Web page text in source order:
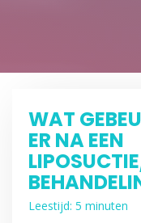
WAT
ER NA EEN
Leestijd: 5 minuten